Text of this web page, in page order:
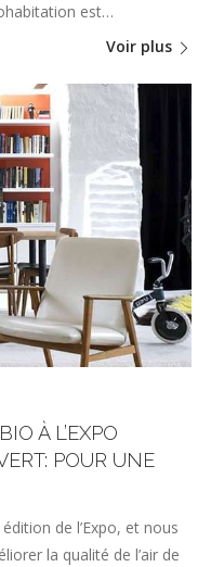
est…
Voir plus
À L’EXPO
POUR UNE
de l’Expo, et nous
la qualité de l’air de